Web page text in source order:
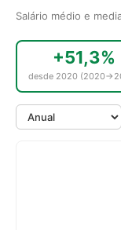
Salário médio e
+51,3%
desde 2020